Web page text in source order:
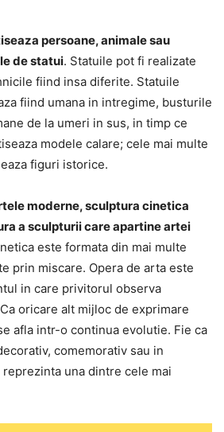
persoane, animale sau
de statui. Statuile pot fi realizate
fiind insa diferite. Statuile
fiind umana in intregime, busturile
de la umeri in sus, in timp ce
modele calare; cele mai multe
figuri istorice.
moderne, sculptura cinetica
a sculpturii care apartine artei
este formata din mai multe
prin miscare. Opera de arta este
in care privitorul observa
oricare alt mijloc de exprimare
afla intr-o continua evolutie. Fie ca
comemorativ sau in
una dintre cele mai